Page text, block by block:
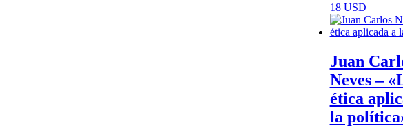
18 USD
Juan
Neves –
ética
la